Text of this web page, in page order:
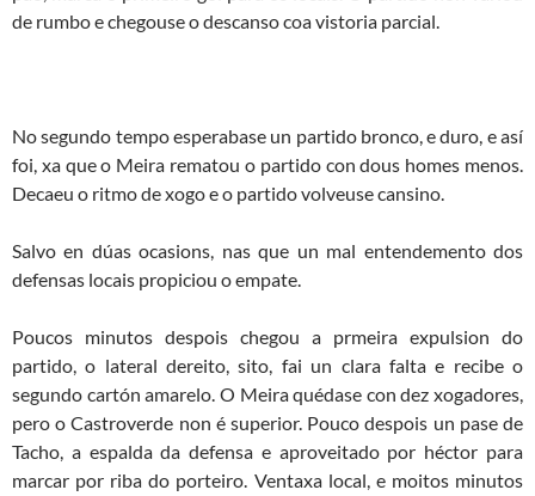
de rumbo e chegouse o descanso coa vistoria parcial.
No segundo tempo esperabase un partido bronco, e duro, e así
foi, xa que o Meira rematou o partido con dous homes menos.
Decaeu o ritmo de xogo e o partido volveuse cansino.
Salvo en dúas ocasions, nas que un mal entendemento dos
defensas locais propiciou o empate.
Poucos minutos despois chegou a prmeira expulsion do
partido, o lateral dereito, sito, fai un clara falta e recibe o
segundo cartón amarelo. O Meira quédase con dez xogadores,
pero o Castroverde non é superior. Pouco despois un pase de
Tacho, a espalda da defensa e aproveitado por héctor para
marcar por riba do porteiro. Ventaxa local, e moitos minutos